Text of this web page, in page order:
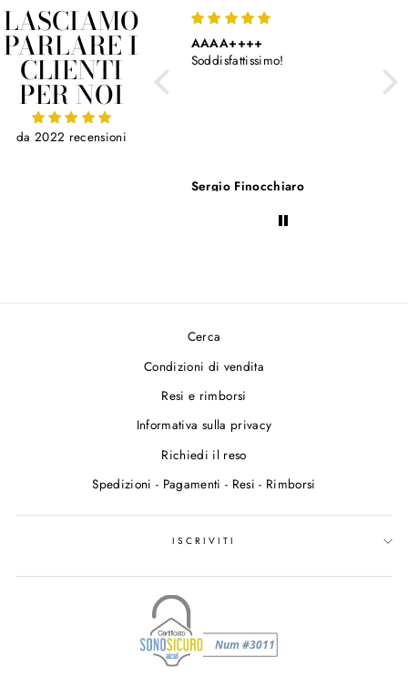
LASCIAMO
PARLARE I
CLIENTI
PER NOI
da 2022 recensioni
AAAA++++
Soddisfattissimo!
Sergio Finocchiaro
Personale
Sergio
Cerca
Condizioni di vendita
Resi e rimborsi
Informativa sulla privacy
Richiedi il reso
Spedizioni - Pagamenti - Resi - Rimborsi
ISCRIVITI